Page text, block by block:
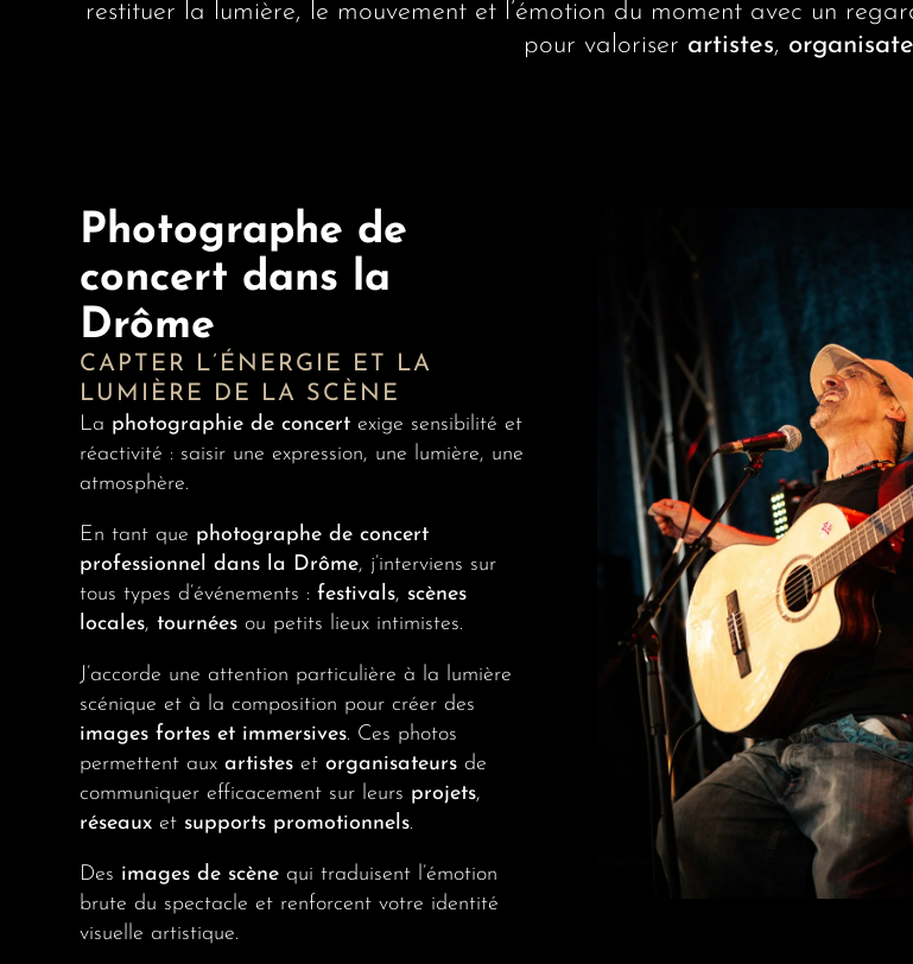
restituer la lumière, le mouvement et l’émotion du moment avec un
pour valoriser artistes,
Photographe de
concert dans la
Drôme
CAPTER L’ÉNERGIE ET LA
LUMIÈRE DE LA SCÈNE
La photographie de concert exige sensibilité et
réactivité : saisir une expression, une lumière, une
atmosphère.
En tant que photographe de concert
professionnel dans la Drôme, j’interviens sur
tous types d’événements :festivals, scènes
locales,tournées ou petits lieux intimistes.
J’accorde une attention particulière à la lumière
scénique et à la composition pour créer des
images fortes et immersives. Ces photos
permettent auxartistes etorganisateurs de
communiquer efficacement sur leurs projets,
réseaux et supports promotionnels.
Des images de scène qui traduisent l’émotion
brute du spectacle et renforcent votre identité
visuelle artistique.